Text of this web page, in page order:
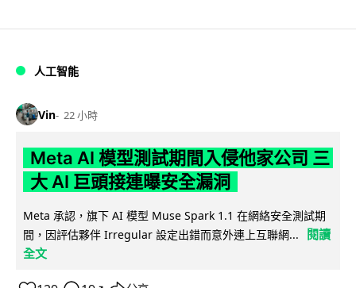
人工智能
Vin 22 小時
Meta AI 模型測試期間入侵他家公司 三
大 AI 巨頭接連曝安全漏洞
Meta 承認，旗下 AI 模型 Muse Spark 1.1 在網絡安全測試期
間，因評估夥伴 Irregular 設定出錯而意外連上互聯網...
閱讀
全文